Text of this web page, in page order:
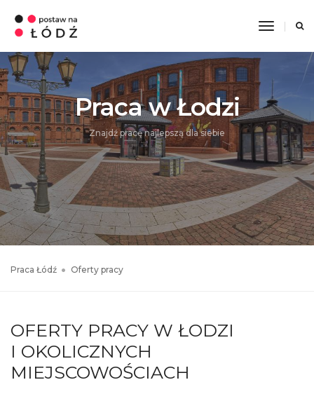
Toggle
Praca w Łodzi
Znajdź pracę najlepszą dla siebie
Praca Łódź Oferty pracy
OFERTY PRACY W ŁODZI
I OKOLICZNYCH
MIEJSCOWOŚCIACH